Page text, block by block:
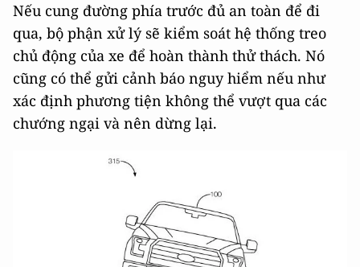
Nếu cung đường phía trước đủ an toàn để đi
qua, bộ phận xử lý sẽ kiểm soát hệ thống treo
chủ động của xe để hoàn thành thử thách. Nó
cũng có thể gửi cảnh báo nguy hiểm nếu như
xác định phương tiện không thể vượt qua các
chướng ngại và nên dừng lại.